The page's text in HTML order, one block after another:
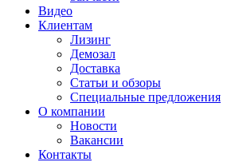
Видео
Клиентам
Лизинг
Демозал
Доставка
Статьи и обзоры
Специальные предложения
О компании
Новости
Вакансии
Контакты